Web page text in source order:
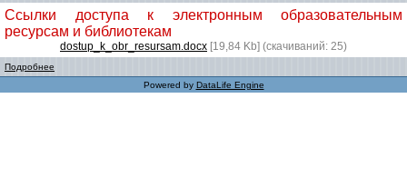
Ссылки доступа к электронным образовательным
ресурсам и библиотекам
dostup_k_obr_resursam.docx [19,84 Kb] (cкачиваний: 25)
Подробнее
Powered by DataLife Engine